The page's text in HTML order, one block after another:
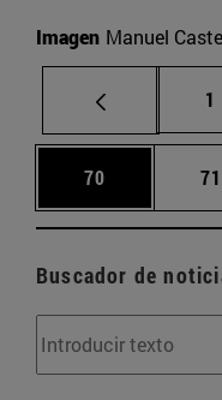
Imagen Manuel
1
Página
70 71
Buscador de